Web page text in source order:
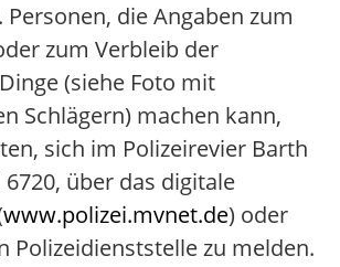
Personen, die Angaben zum
zum Verbleib der
(siehe Foto mit
Schlägern) machen kann,
sich im Polizeirevier Barth
über das digitale
www.polizei.mvnet.de) oder
Polizeidienststelle zu melden.